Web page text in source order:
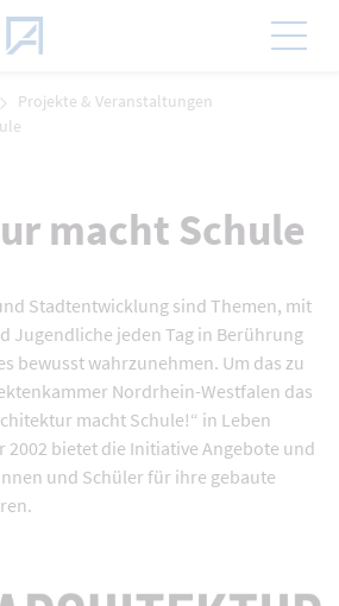
Projekte & Veranstaltungen
macht Schule
Stadtentwicklung sind Themen, mit
Jugendliche jeden Tag in Berührung
bewusst wahrzunehmen. Um das zu
Nordrhein-Westfalen das
macht Schule!“ in Leben
2002 bietet die Initiative Angebote und
und Schüler für ihre gebaute